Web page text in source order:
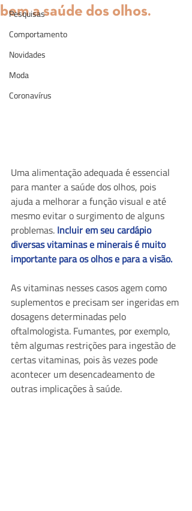
Pesquisas
Comportamento
Novidades
Moda
Coronavírus
bem a saúde dos olhos.
Uma alimentação adequada é essencial
para manter a saúde dos olhos, pois
ajuda a melhorar a função visual e até
mesmo evitar o surgimento de alguns
problemas. Incluir em seu cardápio
diversas vitaminas e minerais é muito
importante para os olhos e para a visão.
As vitaminas nesses casos agem como
suplementos e precisam ser ingeridas em
dosagens determinadas pelo
oftalmologista. Fumantes, por exemplo,
têm algumas restrições para ingestão de
certas vitaminas, pois às vezes pode
acontecer um desencadeamento de
outras implicações à saúde.